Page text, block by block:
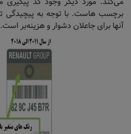
برچسب هاست. با توجه به پیچیدگی
آنها برای جاعلان دشوار و هزینه‌بر است.